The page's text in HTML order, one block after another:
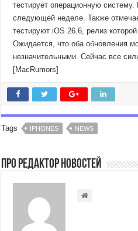
тестирует операционную
следующей неделе. Также
тестируют iOS 26.6, релиз
Ожидается, что оба обновления
незначительными. Сейчас все
[MacRumors]
Tags IPHONES NEWS
Про Редактор Новостей